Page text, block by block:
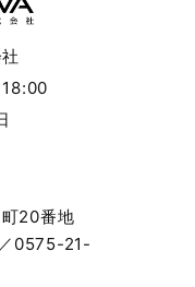
20番地
0575-21-